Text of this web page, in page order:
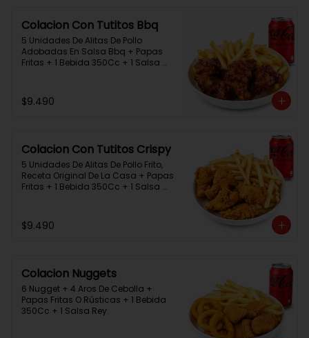
Colacion Con Tutitos Bbq
5 Unidades De Alitas De Pollo
Adobadas En Salsa Bbq + Papas
Fritas + 1 Bebida 350Cc + 1 Salsa
$9.490
Colacion Con Tutitos Crispy
5 Unidades De Alitas De Pollo Frito,
Receta Original De La Casa + Papas
Fritas + 1 Bebida 350Cc + 1 Salsa
$9.490
Colacion Nuggets
6 Nugget + 4 Aros De Cebolla +
Papas Fritas O Rústicas + 1 Bebida
350Cc + 1 Salsa Rey.